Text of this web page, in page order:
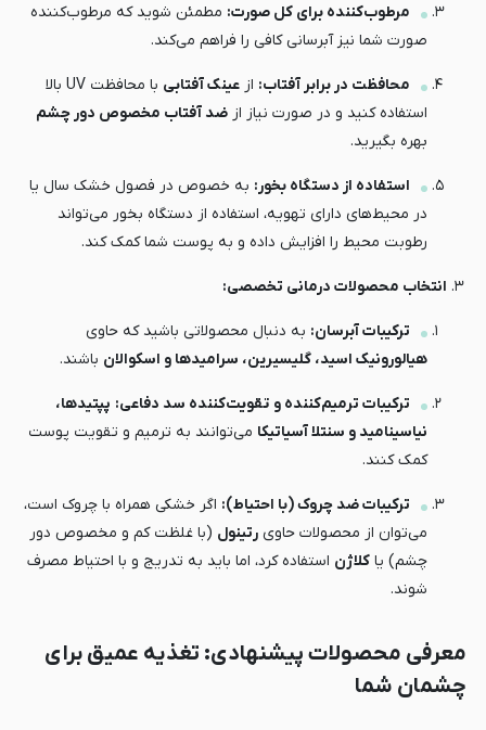
مرطوب‌کننده برای کل صورت: مطمئن شوید که مرطوب‌کننده
صورت شما نیز آبرسانی کافی را فراهم می‌کند.
محافظت در برابر آفتاب: از عینک آفتابی
با محافظت UV بالا
استفاده کنید و در صورت نیاز از ضد آفتاب مخصوص دور چشم
بهره بگیرید.
استفاده از دستگاه بخور: به خصوص در فصول خشک سال یا
در محیط‌های دارای تهویه، استفاده از دستگاه بخور می‌تواند
رطوبت محیط را افزایش داده و به پوست شما کمک کند.
انتخاب محصولات درمانی تخصصی:
ترکیبات آبرسان: به دنبال محصولاتی باشید که حاوی
هیالورونیک اسید، گلیسیرین، سرامیدها و اسکوالان باشند.
ترکیبات ترمیم‌کننده و تقویت‌کننده سد دفاعی: پپتیدها،
نیاسینامید و سنتلا آسیاتیکا می‌توانند به ترمیم و تقویت پوست
کمک کنند.
ترکیبات ضد چروک (با احتیاط): اگر خشکی همراه با چروک است،
می‌توان از محصولات حاوی رتینول (با غلظت کم و مخصوص دور
چشم) یا کلاژن استفاده کرد، اما باید به تدریج و با احتیاط مصرف
شوند.
معرفی محصولات پیشنهادی: تغذیه عمیق برای
چشمان شما